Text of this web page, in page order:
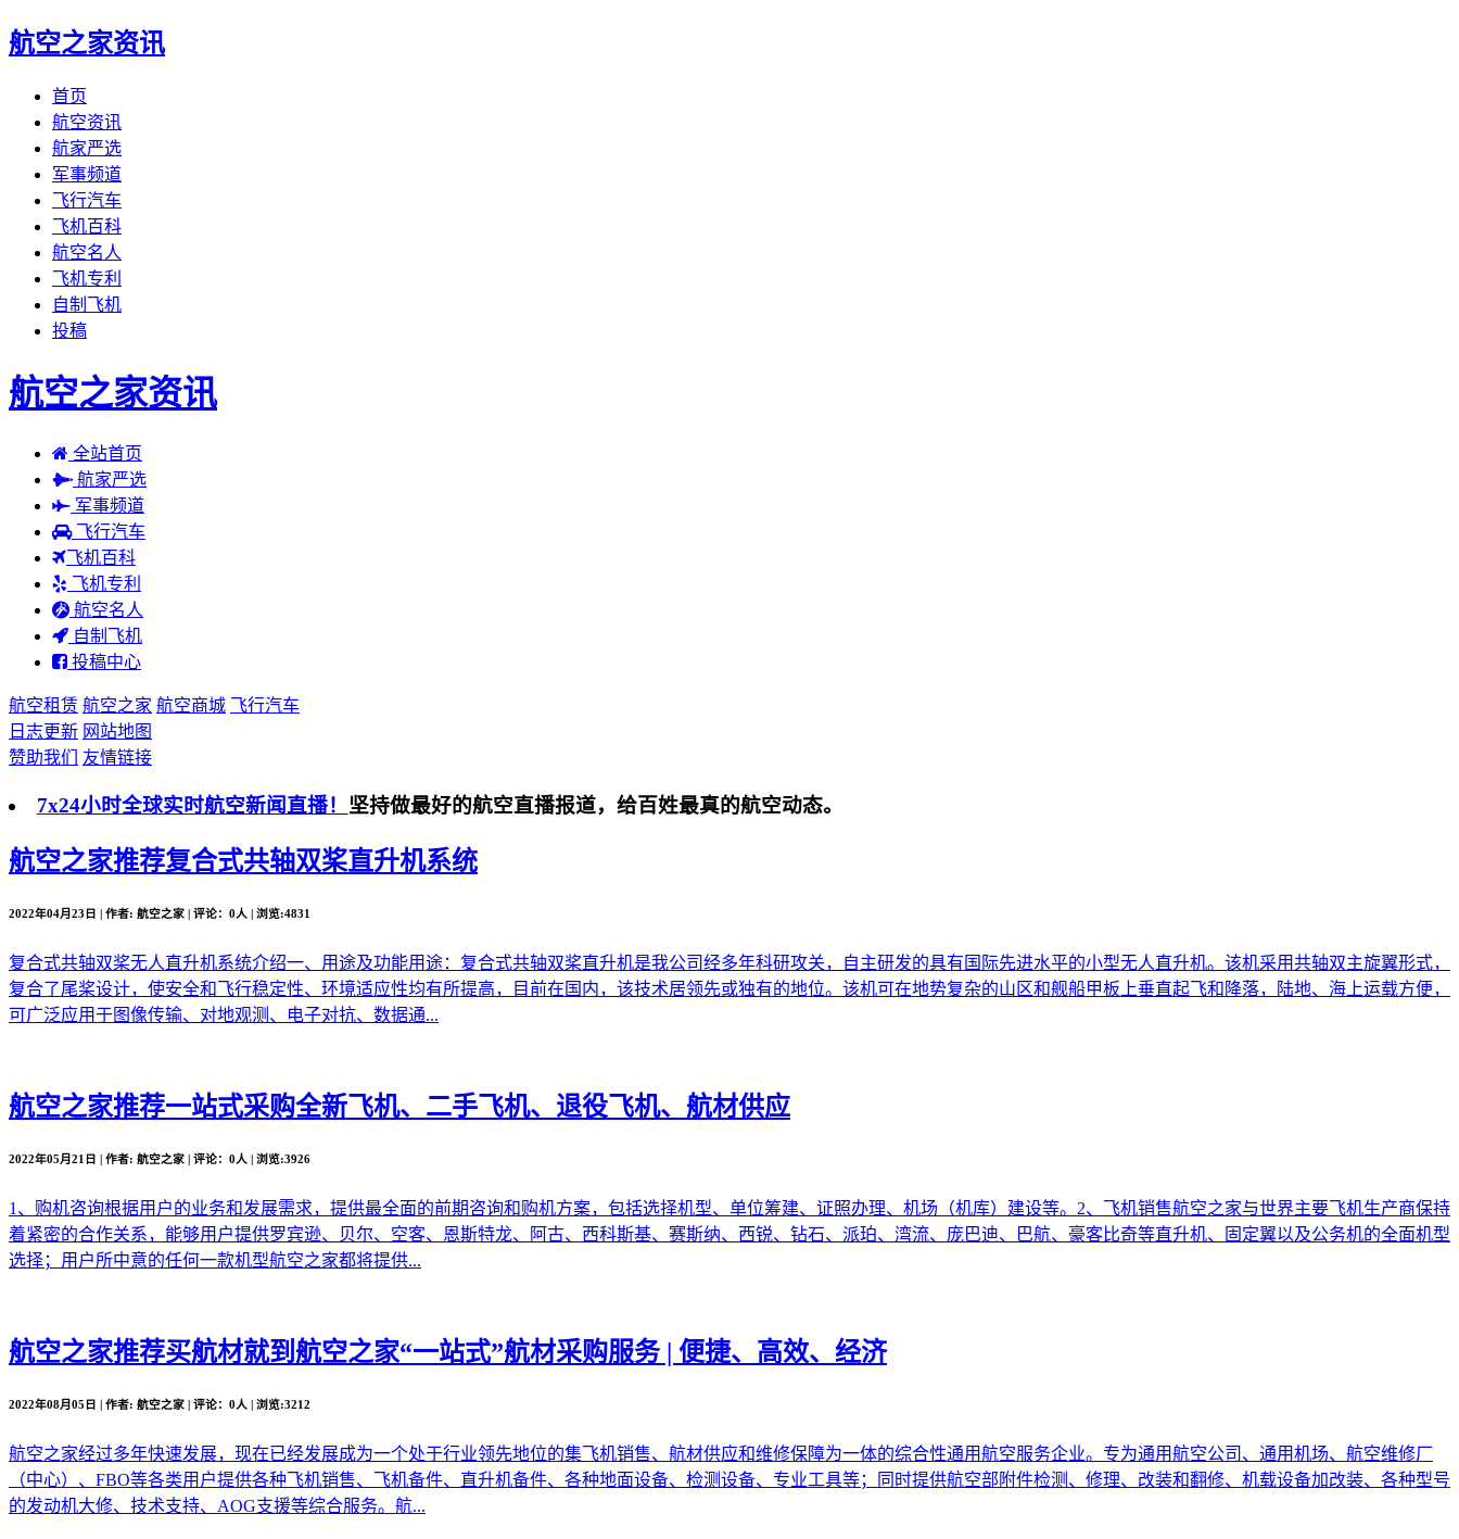
航空之家资讯
首页
航空资讯
航家严选
军事频道
飞行汽车
飞机百科
航空名人
飞机专利
自制飞机
投稿
航空之家资讯
全站首页
航家严选
军事频道
飞行汽车
飞机百科
飞机专利
航空名人
自制飞机
投稿中心
航空租赁 航空之家 航空商城 飞行汽车
日志更新 网站地图
赞助我们
友情链接
7x24小时全球实时航空新闻直播！ 坚持做最好的航空直播报道，给百姓最真的航空动态。
航空之家推荐复合式共轴双桨直升机系统
2022年04月23日 | 作者: 航空之家 | 评论：0人 | 浏览:4831
复合式共轴双桨无人直升机系统介绍一、用途及功能用途：复合式共轴双桨直升机是我公司经多年科研攻关，自主研发的具有国际先进水平的小型无人直升机。该机采用共轴双主旋翼形式，
复合了尾桨设计，使安全和飞行稳定性、环境适应性均有所提高，目前在国内，该技术居领先或独有的地位。该机可在地势复杂的山区和舰船甲板上垂直起飞和降落，陆地、海上运载方便，
可广泛应用于图像传输、对地观测、电子对抗、数据通...
航空之家推荐一站式采购全新飞机、二手飞机、退役飞机、航材供应
2022年05月21日 | 作者: 航空之家 | 评论：0人 | 浏览:3926
1、购机咨询根据用户的业务和发展需求，提供最全面的前期咨询和购机方案，包括选择机型、单位筹建、证照办理、机场（机库）建设等。2、飞机销售航空之家与世界主要飞机生产商保持
着紧密的合作关系，能够用户提供罗宾逊、贝尔、空客、恩斯特龙、阿古、西科斯基、赛斯纳、西锐、钻石、派珀、湾流、庞巴迪、巴航、豪客比奇等直升机、固定翼以及公务机的全面机型
选择；用户所中意的任何一款机型航空之家都将提供...
航空之家推荐买航材就到航空之家“一站式”航材采购服务 | 便捷、高效、经济
2022年08月05日 | 作者: 航空之家 | 评论：0人 | 浏览:3212
航空之家经过多年快速发展，现在已经发展成为一个处于行业领先地位的集飞机销售、航材供应和维修保障为一体的综合性通用航空服务企业。专为通用航空公司、通用机场、航空维修厂
（中心）、FBO等各类用户提供各种飞机销售、飞机备件、直升机备件、各种地面设备、检测设备、专业工具等；同时提供航空部附件检测、修理、改装和翻修、机载设备加改装、各种型号
的发动机大修、技术支持、AOG支援等综合服务。航...